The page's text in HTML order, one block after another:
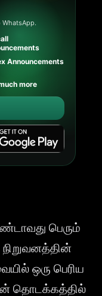
Announcements
more
பெரும்
ஒரு பெரிய
ன் தொடக்கத்தில்